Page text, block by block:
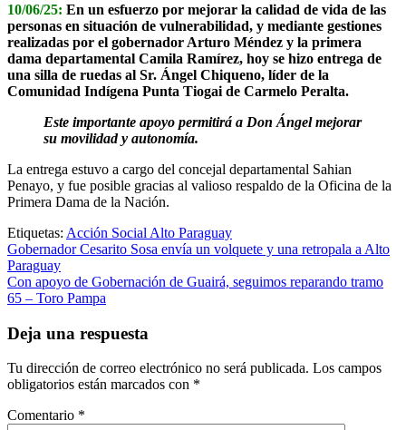
10/06/25: En un esfuerzo por mejorar la calidad de vida de las
personas en situación de vulnerabilidad, y mediante gestiones
realizadas por el gobernador Arturo Méndez y la primera
dama departamental Camila Ramírez, hoy se hizo entrega de
una silla de ruedas al Sr. Ángel Chiqueno, líder de la
Comunidad Indígena Punta Tiogai de Carmelo Peralta.
Este importante apoyo permitirá a Don Ángel mejorar
su movilidad y autonomía.
La entrega estuvo a cargo del concejal departamental Sahian
Penayo, y fue posible gracias al valioso respaldo de la Oficina de la
Primera Dama de la Nación.
Etiquetas: Acción Social Alto Paraguay
Navegación
de
entradas
Gobernador Cesarito Sosa envía un volquete y una retropala a Alto
Paraguay
Con apoyo de Gobernación de Guairá, seguimos reparando tramo
65 – Toro Pampa
Deja una respuesta
Tu dirección de correo electrónico no será publicada. Los campos
obligatorios están marcados con *
Comentario *